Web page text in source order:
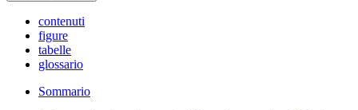
contenuti
figure
tabelle
glossario
Sommario